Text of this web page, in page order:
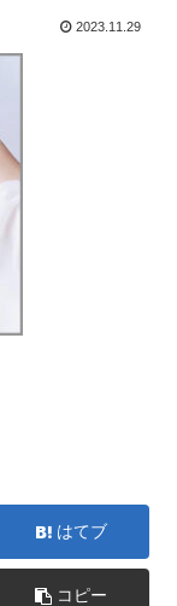
2023.11.29
はてブ
コピー